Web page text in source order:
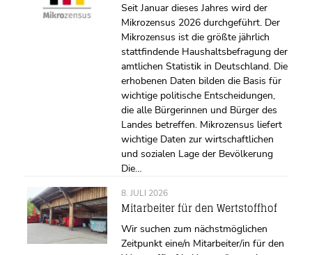
Seit Januar dieses Jahres wird der
Mikrozensus 2026 durchgeführt. Der
Mikrozensus ist die größte jährlich
stattfindende Haushaltsbefragung der
amtlichen Statistik in Deutschland. Die
erhobenen Daten bilden die Basis für
wichtige politische Entscheidungen,
die alle Bürgerinnen und Bürger des
Landes betreffen. Mikrozensus liefert
wichtige Daten zur wirtschaftlichen
und sozialen Lage der Bevölkerung
Die…
8. JULI 2026
Mitarbeiter für den Wertstoffhof
Wir suchen zum nächstmöglichen
Zeitpunkt eine/n Mitarbeiter/in für den